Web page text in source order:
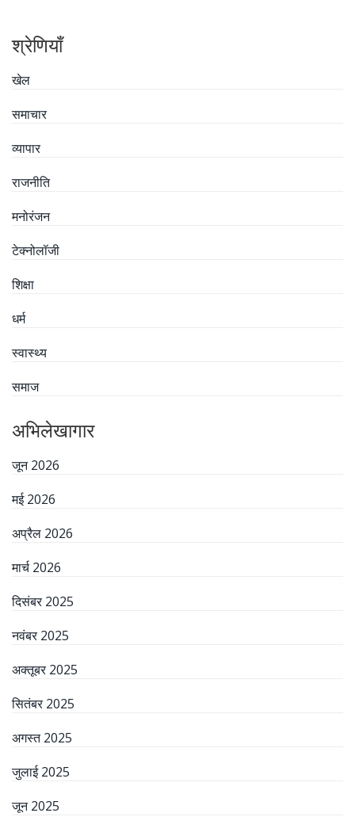
श्रेणियाँ
खेल
समाचार
व्यापार
राजनीति
मनोरंजन
टेक्नोलॉजी
शिक्षा
धर्म
स्वास्थ्य
समाज
अभिलेखागार
जून 2026
मई 2026
अप्रैल 2026
मार्च 2026
दिसंबर 2025
नवंबर 2025
अक्तूबर 2025
सितंबर 2025
अगस्त 2025
जुलाई 2025
जून 2025